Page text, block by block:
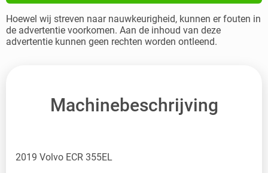
Hoewel wij streven naar nauwkeurigheid, kunnen er fouten in
de advertentie voorkomen. Aan de inhoud van deze
advertentie kunnen geen rechten worden ontleend.
Machinebeschrijving
2019 Volvo ECR 355EL